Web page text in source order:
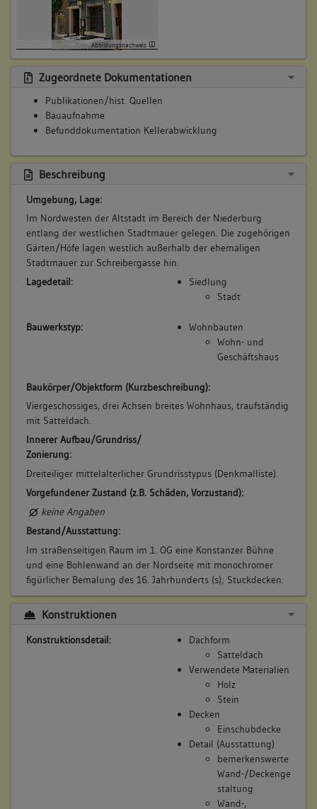
Abbildungsnachweis
Zugeordnete Dokumentationen
Publikationen/hist. Quellen
Bauaufnahme
Befunddokumentation Kellerabwicklung
Beschreibung
Umgebung, Lage:
Im Nordwesten der Altstadt im Bereich der Niederburg
entlang der westlichen Stadtmauer gelegen. Die zugehörigen
Gärten/Höfe lagen westlich außerhalb der ehemaligen
Stadtmauer zur Schreibergasse hin.
Lagedetail:
Siedlung
Stadt
Bauwerkstyp:
Wohnbauten
Wohn- und
Geschäftshaus
Baukörper/Objektform (Kurzbeschreibung):
Viergeschossiges, drei Achsen breites Wohnhaus, traufständig
mit Satteldach.
Innerer Aufbau/Grundriss/
Zonierung:
Dreiteiliger mittelalterlicher Grundrisstypus (Denkmalliste).
Vorgefundener Zustand (z.B. Schäden, Vorzustand):
keine Angaben
Bestand/Ausstattung:
Im straßenseitigen Raum im 1. OG eine Konstanzer Bühne
und eine Bohlenwand an der Nordseite mit monochromer
figürlicher Bemalung des 16. Jahrhunderts (s); Stuckdecken.
Konstruktionen
Konstruktionsdetail:
Dachform
Satteldach
Verwendete Materialien
Holz
Stein
Decken
Einschubdecke
Detail (Ausstattung)
bemerkenswerte
Wand-/Deckenge
staltung
Wand-,